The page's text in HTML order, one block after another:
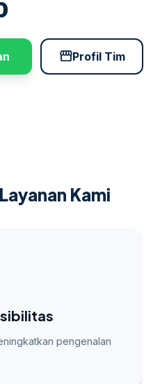
storefrontProfil Tim
Kami
pengenalan